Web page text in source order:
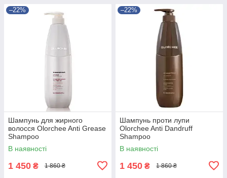
–22%
Шампунь для жирного
волосся Olorchee Anti Grease
Shampoo
В наявності
1 450 ₴ 1 860 ₴
–22%
Шампунь проти лупи
Olorchee Anti Dandruff
Shampoo
В наявності
1 450 ₴ 1 860 ₴